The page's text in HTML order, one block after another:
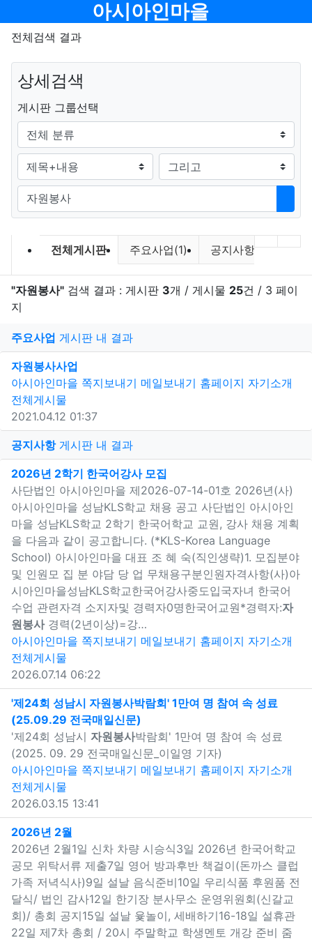
아시아인마을
전체검색 결과
상세검색
그룹
게시판 그룹선택
검색조건 검색방법
검색어
검
검색 게시판 목록
전체게시판 주요사업(1) 공지사항(21) 연
이전 게
다
"자원봉사" 검색 결과 : 게시판 3개 / 게시물 25건 / 3 페이
지
주요사업 게시판 내 결과
자원봉사사업
아시아인마을 쪽지보내기 메일보내기 홈페이지 자기소개
전체게시물
2021.04.12 01:37
공지사항게시판 내 결과
2026년 2학기 한국어강사 모집
사단법인 아시아인마을 제2026-07-14-01호 2026년(사)
아시아인마을 성남KLS학교 채용 공고 사단법인 아시아인
마을 성남KLS학교 2학기 한국어학교 교원, 강사 채용 계획
을 다음과 같이 공고합니다. (*KLS-Korea Language
School) 아시아인마을 대표 조 혜 숙(직인생략)1. 모집분야
및 인원모 집 분 야담 당 업 무채용구분인원자격사항(사)아
시아인마을성남KLS학교한국어강사중도입국자녀 한국어
수업 관련자격 소지자및 경력자0명한국어교원*경력자:자
원봉사경력(2년이상)=강…
아시아인마을 쪽지보내기 메일보내기 홈페이지 자기소개
전체게시물
2026.07.14 06:22
'제24회 성남시 자원봉사박람회' 1만여 명 참여 속 성료
(25.09.29 전국매일신문)
새창으로 보기
'제24회 성남시 자원봉사박람회' 1만여 명 참여 속 성료
(2025. 09. 29 전국매일신문_이일영 기자)
아시아인마을 쪽지보내기 메일보내기 홈페이지 자기소개
전체게시물
2026.03.15 13:41
2026년 2월
2026년 2월1일 신차 차량 시승식3일 2026년 한국어학교
공모 위탁서류 제출7일 영어 방과후반 책걸이(돈까스 클럽
가족 저녁식사)9일 설날 음식준비10일 우리식품 후원품 전
달식/ 법인 감사12일 한기장 분사무소 운영위원회(신갈교
회)/ 총회 공지15일 설날 윷놀이, 세배하기16-18일 설휴관
22일 제7차 총회 / 20시 주말학교 학생멘토 개강 준비 줌